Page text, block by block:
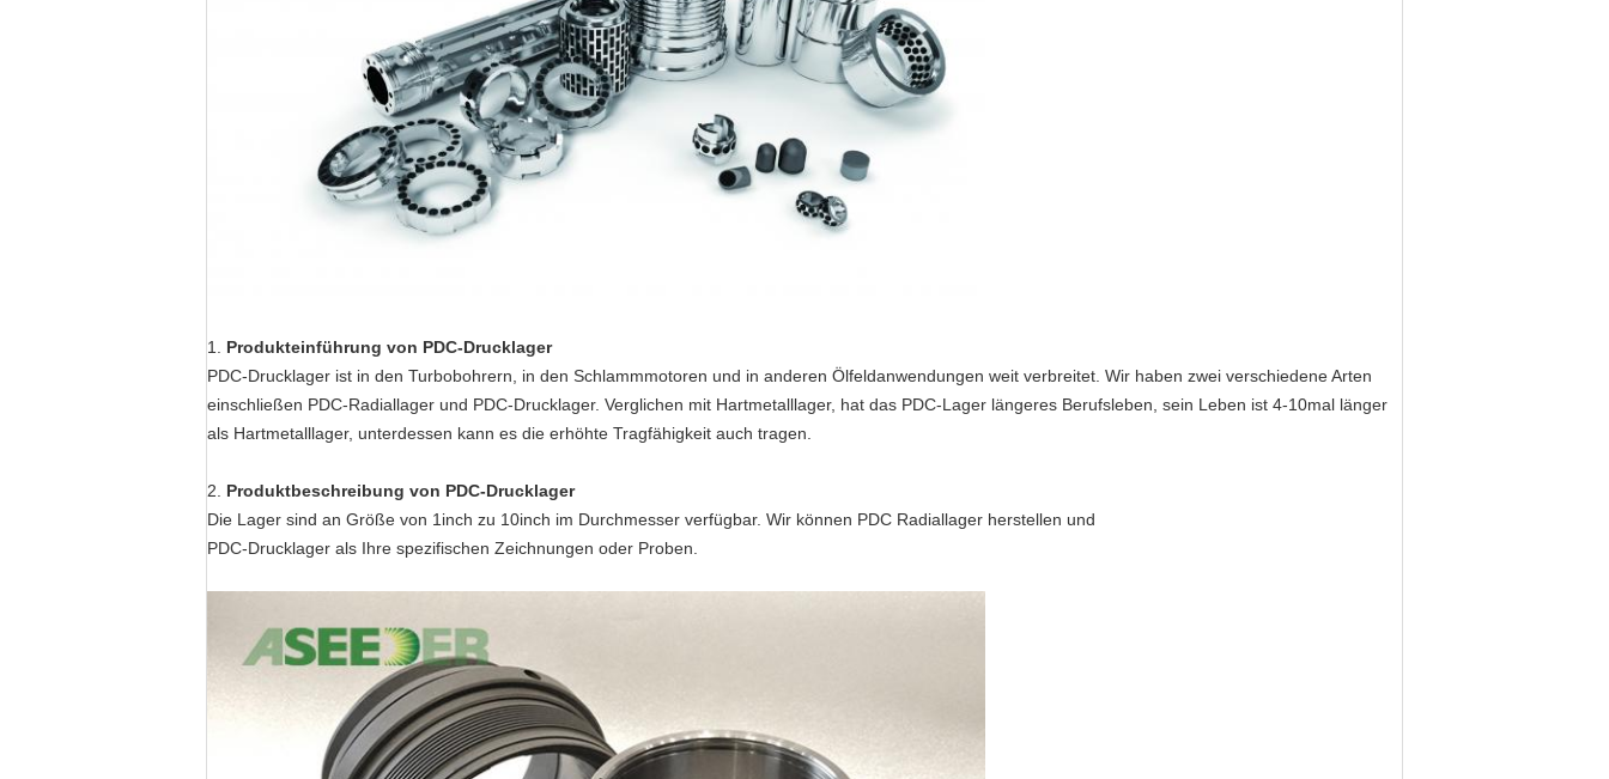
1. Produkteinführung von PDC-Drucklager
PDC-Drucklager ist in den Turbobohrern, in den Schlammmotoren und in anderen Ölfeldanwendungen weit verbreitet. Wir haben zwei verschiedene Arten
einschließen PDC-Radiallager und PDC-Drucklager. Verglichen mit Hartmetalllager, hat das PDC-Lager längeres Berufsleben, sein Leben ist 4-10mal länger
als Hartmetalllager, unterdessen kann es die erhöhte Tragfähigkeit auch tragen.
2. Produktbeschreibung von PDC-Drucklager
Die Lager sind an Größe von 1inch zu 10inch im Durchmesser verfügbar. Wir können PDC Radiallager herstellen und
PDC-Drucklager als Ihre spezifischen Zeichnungen oder Proben.